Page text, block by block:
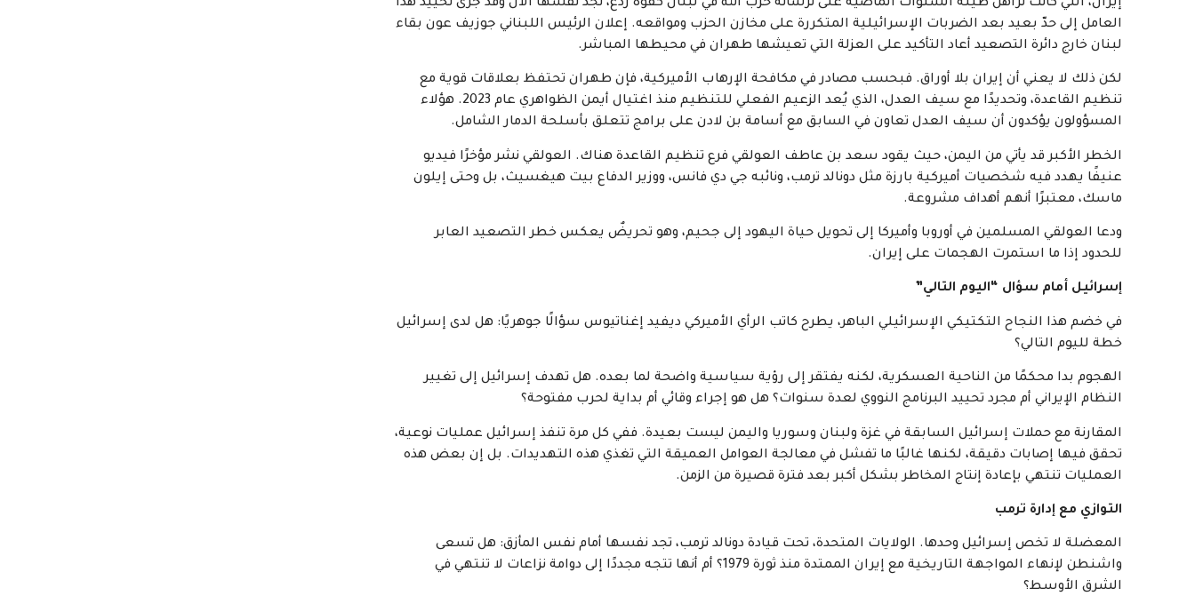
إيران، التي كانت تُراهن طيلة السنوات الماضية على ترسانة حزب الله في لبنان كقوة ردع، تجد نفسها الآن وقد جرى تحييد هذا
العامل إلى حدّ بعيد بعد الضربات الإسرائيلية المتكررة على مخازن الحزب ومواقعه. إعلان الرئيس اللبناني جوزيف عون بقاء
لبنان خارج دائرة التصعيد أعاد التأكيد على العزلة التي تعيشها طهران في محيطها المباشر.
لكن ذلك لا يعني أن إيران بلا أوراق. فبحسب مصادر في مكافحة الإرهاب الأميركية، فإن طهران تحتفظ بعلاقات قوية مع
تنظيم القاعدة، وتحديدًا مع سيف العدل، الذي يُعد الزعيم الفعلي للتنظيم منذ اغتيال أيمن الظواهري عام 2023. هؤلاء
المسؤولون يؤكدون أن سيف العدل تعاون في السابق مع أسامة بن لادن على برامج تتعلق بأسلحة الدمار الشامل.
الخطر الأكبر قد يأتي من اليمن، حيث يقود سعد بن عاطف العولقي فرع تنظيم القاعدة هناك. العولقي نشر مؤخرًا فيديو
عنيفًا يهدد فيه شخصيات أميركية بارزة مثل دونالد ترمب، ونائبه جي دي فانس، ووزير الدفاع بيت هيغسيث، بل وحتى إيلون
ماسك، معتبرًا أنهم أهداف مشروعة.
ودعا العولقي المسلمين في أوروبا وأميركا إلى تحويل حياة اليهود إلى جحيم، وهو تحريضٌ يعكس خطر التصعيد العابر
للحدود إذا ما استمرت الهجمات على إيران.
إسرائيل أمام سؤال “اليوم التالي”
في خضم هذا النجاح التكتيكي الإسرائيلي الباهر، يطرح كاتب الرأي الأميركي ديفيد إغناتيوس سؤالًا جوهريًا: هل لدى إسرائيل
خطة لليوم التالي؟
الهجوم بدا محكمًا من الناحية العسكرية، لكنه يفتقر إلى رؤية سياسية واضحة لما بعده. هل تهدف إسرائيل إلى تغيير
النظام الإيراني أم مجرد تحييد البرنامج النووي لعدة سنوات؟ هل هو إجراء وقائي أم بداية لحرب مفتوحة؟
المقارنة مع حملات إسرائيل السابقة في غزة ولبنان وسوريا واليمن ليست بعيدة. ففي كل مرة تنفذ إسرائيل عمليات نوعية،
تحقق فيها إصابات دقيقة، لكنها غالبًا ما تفشل في معالجة العوامل العميقة التي تغذي هذه التهديدات. بل إن بعض هذه
العمليات تنتهي بإعادة إنتاج المخاطر بشكل أكبر بعد فترة قصيرة من الزمن.
التوازي مع إدارة ترمب
المعضلة لا تخص إسرائيل وحدها. الولايات المتحدة، تحت قيادة دونالد ترمب، تجد نفسها أمام نفس المأزق: هل تسعى
واشنطن لإنهاء المواجهة التاريخية مع إيران الممتدة منذ ثورة 1979؟ أم أنها تتجه مجددًا إلى دوامة نزاعات لا تنتهي في
الشرق الأوسط؟